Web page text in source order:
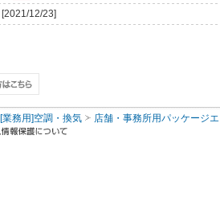
[2021/12/23]
[業務用]空調・換気 店舗・事務所用パッケージ